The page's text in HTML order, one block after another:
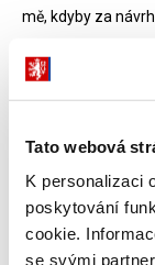
Tato webová
K personalizaci
poskytování
cookie.
se svými
mě, kdyby za
Děsí je totiž
restaurací. Proto
Jídlo je